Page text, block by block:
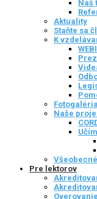
Náš
Aktuality
Staňte sa
K
Fotogaléria
Naše
Pre lektorov